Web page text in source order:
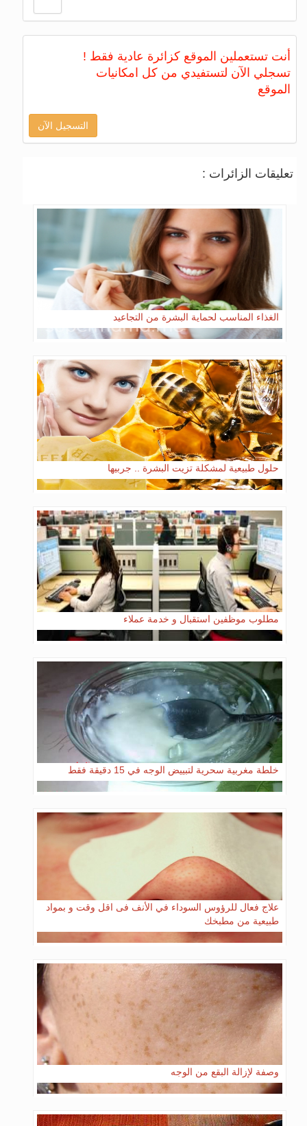
أنت تستعملين الموقع كزائرة عادية فقط !
تسجلي الآن لتستفيدي من كل امكانيات
الموقع
التسجيل الآن
تعليقات الزائرات :
الغذاء المناسب لحماية البشرة من التجاعيد
حلول طبيعية لمشكلة تزيت البشرة .. جربيها
مطلوب موظفين استقبال و خدمة عملاء
خلطة مغربية سحرية لتبييض الوجه في 15 دقيقة فقط
علاج فعال للرؤوس السوداء في الأنف فى اقل وقت و بمواد
طبيعية من مطبخك
وصفة لإزالة البقع من الوجه